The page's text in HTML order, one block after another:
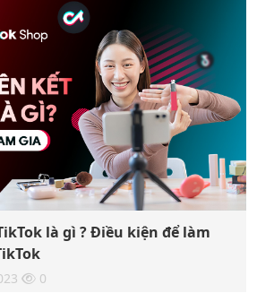
là gì ? Điều kiện để làm
0